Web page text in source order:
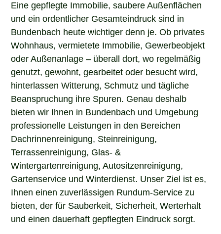
Eine gepflegte Immobilie, saubere Außenflächen
und ein ordentlicher Gesamteindruck sind in
Bundenbach heute wichtiger denn je. Ob privates
Wohnhaus, vermietete Immobilie, Gewerbeobjekt
oder Außenanlage – überall dort, wo regelmäßig
genutzt, gewohnt, gearbeitet oder besucht wird,
hinterlassen Witterung, Schmutz und tägliche
Beanspruchung ihre Spuren. Genau deshalb
bieten wir Ihnen in Bundenbach und Umgebung
professionelle Leistungen in den Bereichen
Dachrinnenreinigung, Steinreinigung,
Terrassenreinigung, Glas- &
Wintergartenreinigung, Autositzenreinigung,
Gartenservice und Winterdienst. Unser Ziel ist es,
Ihnen einen zuverlässigen Rundum-Service zu
bieten, der für Sauberkeit, Sicherheit, Werterhalt
und einen dauerhaft gepflegten Eindruck sorgt.